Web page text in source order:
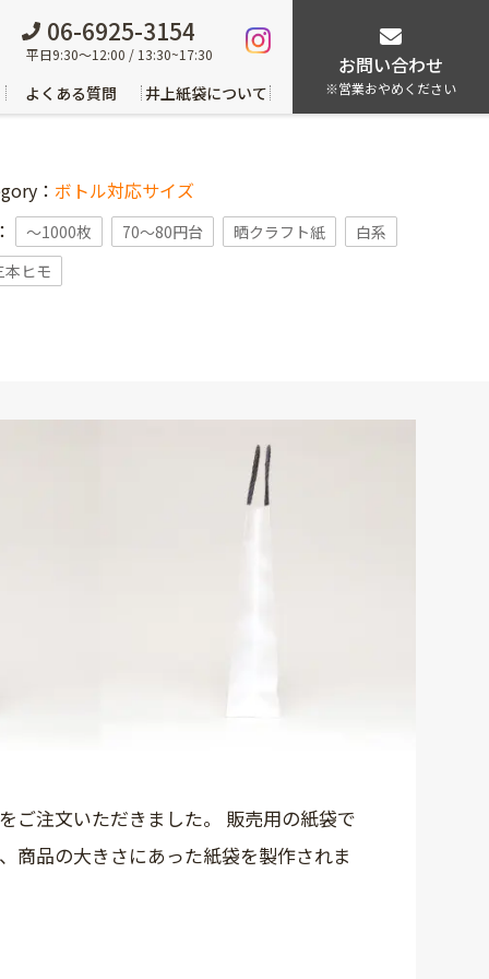
お問い合わせ
※営業おやめください
06-6925-3154
平日9:30～12:00 / 13:30~17:30
よくある質問 井上紙袋について
： ボトル対応サイズ
〜1000枚 70～80円台 晒クラフト紙
白系
本ヒモ
ご注文いただきました。 販売用の紙袋で
商品の大きさにあった紙袋を製作されま